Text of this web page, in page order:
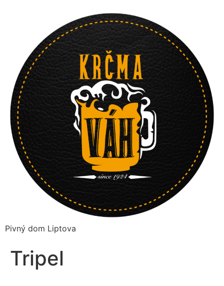
Pivný dom Liptova
Tripel